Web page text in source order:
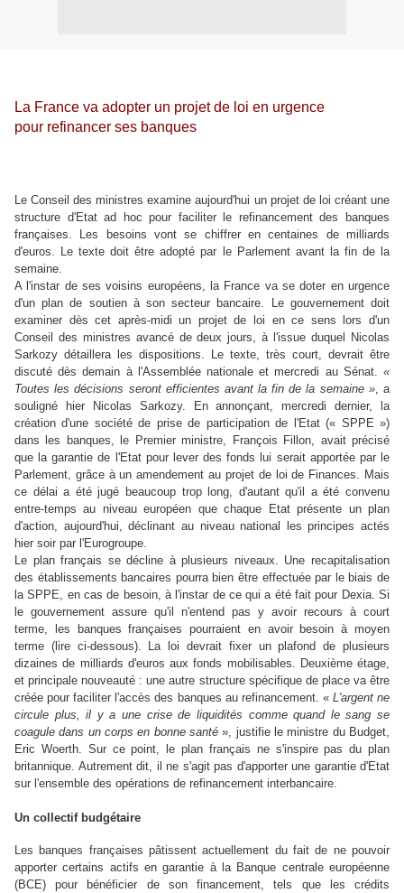
La France va adopter un projet de loi en urgence
pour refinancer ses banques
Le Conseil des ministres examine aujourd'hui un projet de loi créant une
structure d'Etat ad hoc pour faciliter le refinancement des banques
françaises. Les besoins vont se chiffrer en centaines de milliards
d'euros. Le texte doit être adopté par le Parlement avant la fin de la
semaine.
A l'instar de ses voisins européens, la France va se doter en urgence
d'un plan de soutien à son secteur bancaire. Le gouvernement doit
examiner dès cet après-midi un projet de loi en ce sens lors d'un
Conseil des ministres avancé de deux jours, à l'issue duquel Nicolas
Sarkozy détaillera les dispositions. Le texte, très court, devrait être
discuté dès demain à l'Assemblée nationale et mercredi au Sénat. «
Toutes les décisions seront efficientes avant la fin de la semaine », a
souligné hier Nicolas Sarkozy. En annonçant, mercredi dernier, la
création d'une société de prise de participation de l'Etat (« SPPE »)
dans les banques, le Premier ministre, François Fillon, avait précisé
que la garantie de l'Etat pour lever des fonds lui serait apportée par le
Parlement, grâce à un amendement au projet de loi de Finances. Mais
ce délai a été jugé beaucoup trop long, d'autant qu'il a été convenu
entre-temps au niveau européen que chaque Etat présente un plan
d'action, aujourd'hui, déclinant au niveau national les principes actés
hier soir par l'Eurogroupe.
Le plan français se décline à plusieurs niveaux. Une recapitalisation
des établissements bancaires pourra bien être effectuée par le biais de
la SPPE, en cas de besoin, à l'instar de ce qui a été fait pour Dexia. Si
le gouvernement assure qu'il n'entend pas y avoir recours à court
terme, les banques françaises pourraient en avoir besoin à moyen
terme (lire ci-dessous). La loi devrait fixer un plafond de plusieurs
dizaines de milliards d'euros aux fonds mobilisables. Deuxième étage,
et principale nouveauté : une autre structure spécifique de place va être
créée pour faciliter l'accès des banques au refinancement. « L'argent ne
circule plus, il y a une crise de liquidités comme quand le sang se
coagule dans un corps en bonne santé », justifie le ministre du Budget,
Eric Woerth. Sur ce point, le plan français ne s'inspire pas du plan
britannique. Autrement dit, il ne s'agit pas d'apporter une garantie d'Etat
sur l'ensemble des opérations de refinancement interbancaire.
Un collectif budgétaire
Les banques françaises pâtissent actuellement du fait de ne pouvoir
apporter certains actifs en garantie à la Banque centrale européenne
(BCE) pour bénéficier de son financement, tels que les crédits